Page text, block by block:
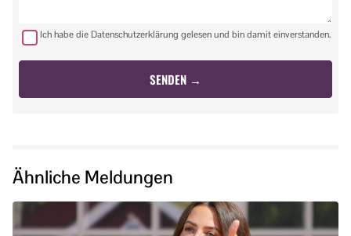
Ich habe die Datenschutzerklärung gelesen und bin damit einverstanden.
Ähnliche Meldungen